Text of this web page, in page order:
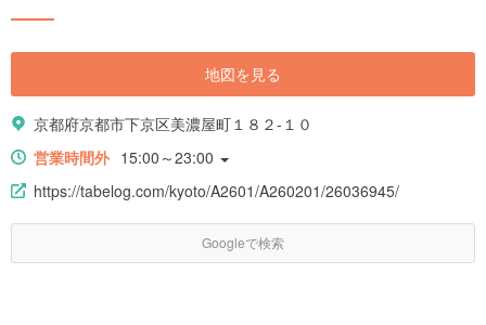
地図を見る
京都府京都市下京区美濃屋町１８２-１０
営業時間外 15:00～23:00
https://tabelog.com/kyoto/A2601/A260201/26036945/
Googleで検索